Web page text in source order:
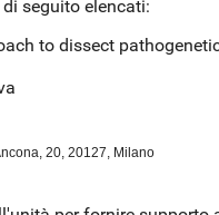
seguito elencati:
to dissect
20, 20127, Milano